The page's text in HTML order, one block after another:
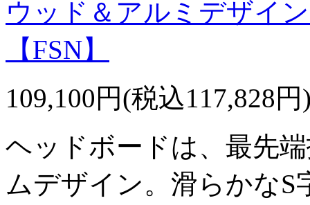
ウッド＆アルミデザイ
【FSN】
109,100円(税込117,828
ヘッドボードは、最先
ムデザイン。滑らかなS